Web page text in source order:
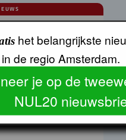
aangesteld als
directeur MRA
nieuwe
Financiën en
bij Lieven de
het belangrijkste
de regio Amsterdam.
je op de
NUL20